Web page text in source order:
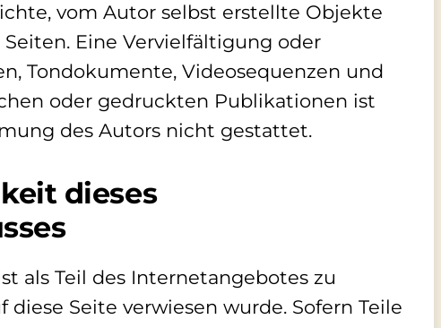
vom Autor selbst erstellte Objekte
Eine Vervielfältigung oder
Tondokumente, Videosequenzen und
oder gedruckten Publikationen ist
des Autors nicht gestattet.
dieses
als Teil des Internetangebotes zu
diese Seite verwiesen wurde. Sofern Teile